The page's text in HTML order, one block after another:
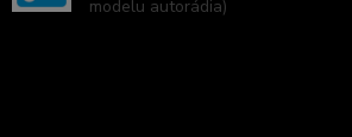
modelu autorádia)